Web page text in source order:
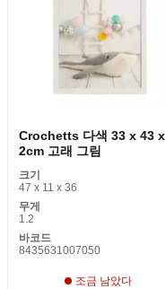
Crochetts 다색 33 x 43 x
2cm 고래 그림
크기
47 x 11 x 36
무게
1.2
바코드
8435631007050
조금 남았다